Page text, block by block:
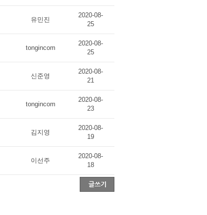
유민진
2020-08-
25
tongincom
2020-08-
25
신준영
2020-08-
21
tongincom
2020-08-
23
김지영
2020-08-
19
이선주
2020-08-
18